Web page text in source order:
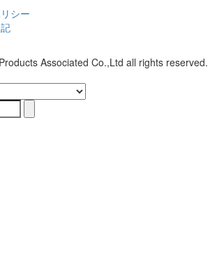
シー
Associated Co.,Ltd all rights reserved.